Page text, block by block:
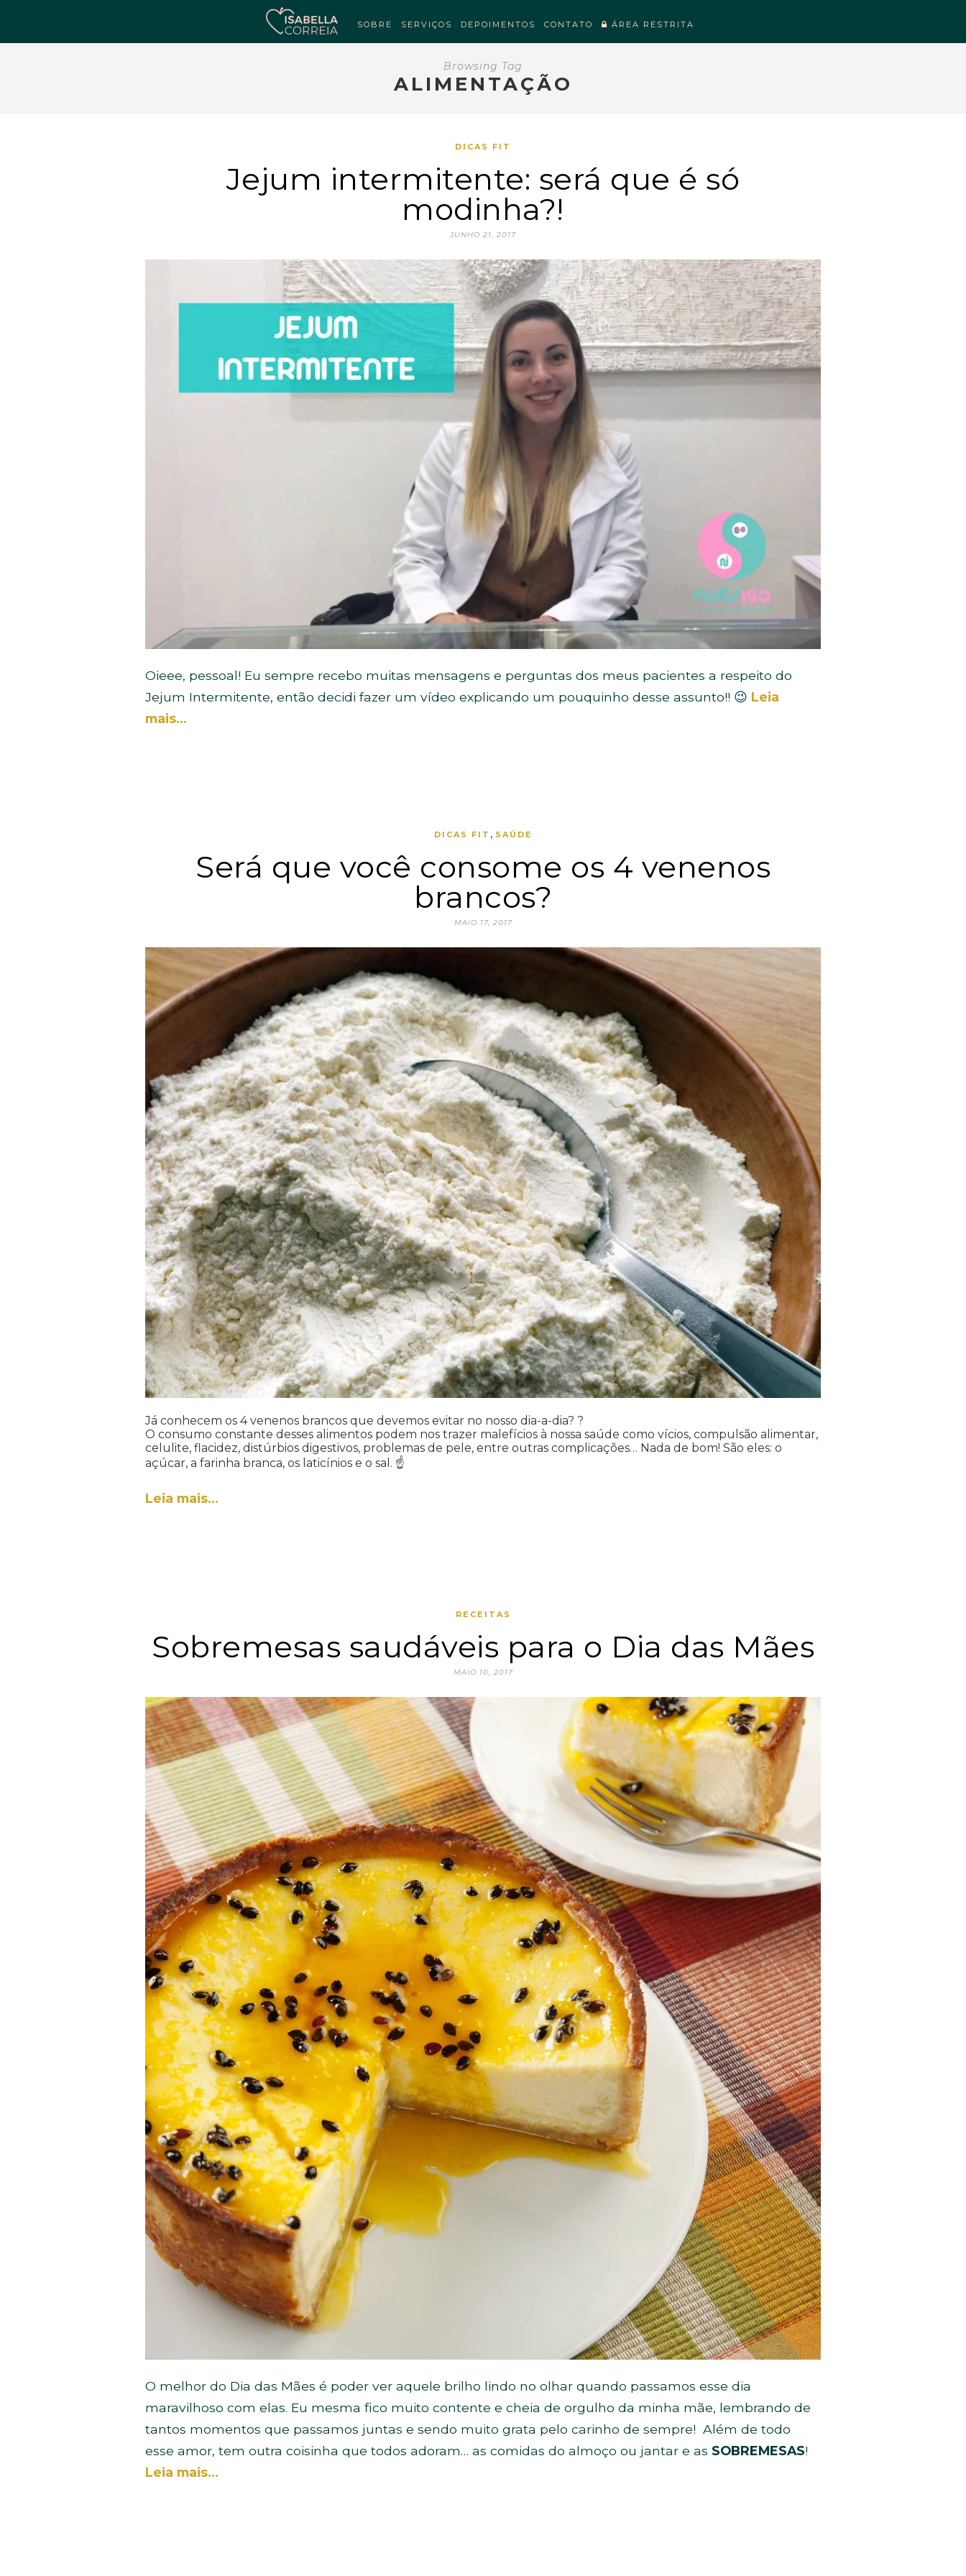
SOBRE SERVIÇOS DEPOIMENTOS CONTATO ÁREA RESTRITA
Browsing Tag
ALIMENTAÇÃO
DICAS FIT
Jejum intermitente: será que é só
modinha?!
JUNHO 21, 2017
Oieee, pessoal! Eu sempre recebo muitas mensagens e perguntas dos meus pacientes a respeito do
Jejum Intermitente, então decidi fazer um vídeo explicando um pouquinho desse assunto!! 😉 Leia
mais…
DICAS FIT , SAÚDE
Será que você consome os 4 venenos
brancos?
MAIO 17, 2017
Já conhecem os 4 venenos brancos que devemos evitar no nosso dia-a-dia? ?
O consumo constante desses alimentos podem nos trazer malefícios à nossa saúde como vícios, compulsão alimentar,
celulite, flacidez, distúrbios digestivos, problemas de pele, entre outras complicações… Nada de bom! São eles: o
açúcar, a farinha branca, os laticínios e o sal. ☝
Leia mais…
RECEITAS
Sobremesas saudáveis para o Dia das Mães
MAIO 10, 2017
O melhor do Dia das Mães é poder ver aquele brilho lindo no olhar quando passamos esse dia
maravilhoso com elas. Eu mesma fico muito contente e cheia de orgulho da minha mãe, lembrando de
tantos momentos que passamos juntas e sendo muito grata pelo carinho de sempre! Além de todo
esse amor, tem outra coisinha que todos adoram… as comidas do almoço ou jantar e as SOBREMESAS!
Leia mais…